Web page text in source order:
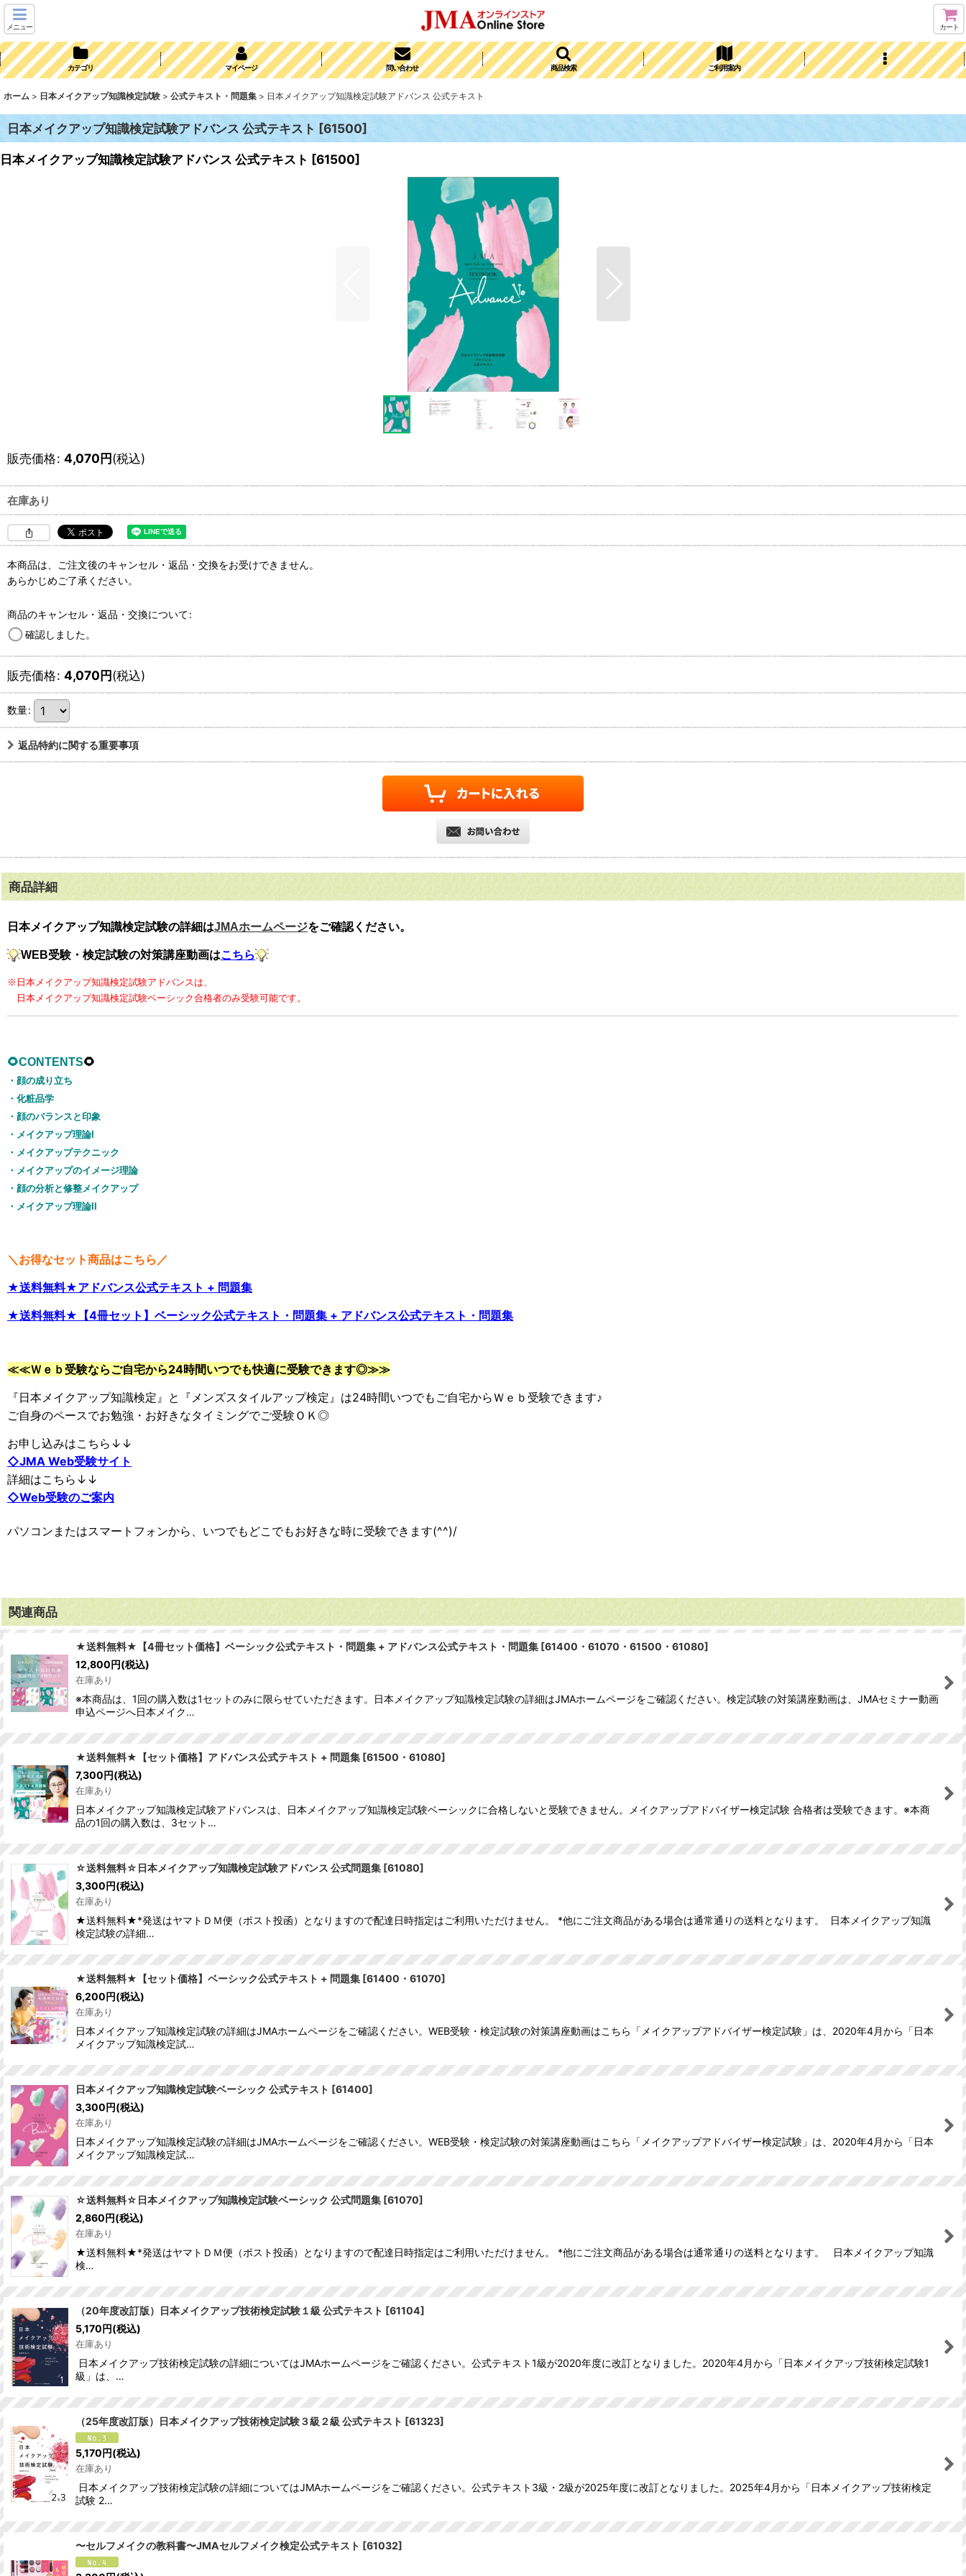
メニュー カート
カテゴリ マイページ 問い合わせ 商品検索 ご利用案内
ホーム > 日本メイクアップ知識検定試験 > 公式テキスト・問題集 > 日本メイクアップ知識検定試験アドバンス 公式テキスト
日本メイクアップ知識検定試験アドバンス 公式テキスト [61500]
日本メイクアップ知識検定試験アドバンス 公式テキスト [61500]
販売価格: 4,070円(税込)
在庫あり
本商品は、ご注文後のキャンセル・返品・交換をお受けできません。
あらかじめご了承ください。
商品のキャンセル・返品・交換について:
確認しました。
販売価格: 4,070円(税込)
数量:
返品特約に関する重要事項
商品詳細
日本メイクアップ知識検定試験の詳細はJMAホームページをご確認ください。
WEB受験・検定試験の対策講座動画はこちら
※日本メイクアップ知識検定試験アドバンスは、
日本メイクアップ知識検定試験ベーシック合格者のみ受験可能です。
🌻CONTENTS🌻
・顔の成り立ち
・化粧品学
・顔のバランスと印象
・メイクアップ理論I
・メイクアップテクニック
・メイクアップのイメージ理論
・顔の分析と修整メイクアップ
・メイクアップ理論II
＼お得なセット商品はこちら／
★送料無料★アドバンス公式テキスト + 問題集
★送料無料★【4冊セット】ベーシック公式テキスト・問題集 + アドバンス公式テキスト・問題集
≪≪Ｗｅｂ受験ならご自宅から24時間いつでも快適に受験できます◎≫≫
『日本メイクアップ知識検定』と『メンズスタイルアップ検定』は24時間いつでもご自宅からＷｅｂ受験できます♪
ご自身のペースでお勉強・お好きなタイミングでご受験ＯＫ◎
お申し込みはこちら↓↓
◇JMA Web受験サイト
詳細はこちら↓↓
◇Web受験のご案内
パソコンまたはスマートフォンから、いつでもどこでもお好きな時に受験できます(^^)/
関連商品
★送料無料★【4冊セット価格】ベーシック公式テキスト・問題集 + アドバンス公式テキスト・問題集 [61400・61070・61500・61080]
12,800円(税込)
在庫あり
※本商品は、1回の購入数は1セットのみに限らせていただきます。日本メイクアップ知識検定試験の詳細はJMAホームページをご確認ください。検定試験の対策講座動画は、JMAセミナー動画
申込ページへ日本メイク…
★送料無料★【セット価格】アドバンス公式テキスト + 問題集 [61500・61080]
7,300円(税込)
在庫あり
日本メイクアップ知識検定試験アドバンスは、日本メイクアップ知識検定試験ベーシックに合格しないと受験できません。メイクアップアドバイザー検定試験 合格者は受験できます。※本商
品の1回の購入数は、3セット…
☆送料無料☆日本メイクアップ知識検定試験アドバンス 公式問題集 [61080]
3,300円(税込)
在庫あり
★送料無料★*発送はヤマトＤＭ便（ポスト投函）となりますので配達日時指定はご利用いただけません。 *他にご注文商品がある場合は通常通りの送料となります。 日本メイクアップ知識
検定試験の詳細…
★送料無料★【セット価格】ベーシック公式テキスト + 問題集 [61400・61070]
6,200円(税込)
在庫あり
日本メイクアップ知識検定試験の詳細はJMAホームページをご確認ください。WEB受験・検定試験の対策講座動画はこちら「メイクアップアドバイザー検定試験」は、2020年4月から「日本
メイクアップ知識検定試…
日本メイクアップ知識検定試験ベーシック 公式テキスト [61400]
3,300円(税込)
在庫あり
日本メイクアップ知識検定試験の詳細はJMAホームページをご確認ください。WEB受験・検定試験の対策講座動画はこちら「メイクアップアドバイザー検定試験」は、2020年4月から「日本
メイクアップ知識検定試…
☆送料無料☆日本メイクアップ知識検定試験ベーシック 公式問題集 [61070]
2,860円(税込)
在庫あり
★送料無料★*発送はヤマトＤＭ便（ポスト投函）となりますので配達日時指定はご利用いただけません。 *他にご注文商品がある場合は通常通りの送料となります。 日本メイクアップ知識
検…
（20年度改訂版）日本メイクアップ技術検定試験１級 公式テキスト [61104]
5,170円(税込)
在庫あり
日本メイクアップ技術検定試験の詳細についてはJMAホームページをご確認ください。公式テキスト1級が2020年度に改訂となりました。2020年4月から「日本メイクアップ技術検定試験1
級」は、…
（25年度改訂版）日本メイクアップ技術検定試験３級２級 公式テキスト [61323]
5,170円(税込)
在庫あり
日本メイクアップ技術検定試験の詳細についてはJMAホームページをご確認ください。公式テキスト3級・2級が2025年度に改訂となりました。2025年4月から「日本メイクアップ技術検定
試験 2…
〜セルフメイクの教科書〜JMAセルフメイク検定公式テキスト [61032]